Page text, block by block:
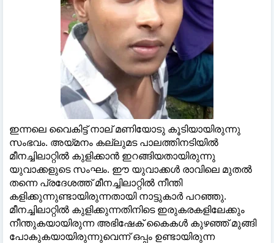
ഇന്നലെ വൈകിട്ട് നാല് മണിയോടു കൂടിയായിരുന്നു
സംഭവം. അയ്മ‌നം കല്ലുമട പാലത്തിനടിയിൽ
മീനച്ചിലാറ്റിൽ കുളിക്കാൻ ഇറങ്ങിയതായിരുന്നു
യുവാക്കളുടെ സംഘം. ഈ യുവാക്കൾ രാവിലെ മുതൽ
തന്നെ പ്രദേശത്ത് മീനച്ചിലാറ്റിൽ നീന്തി
കളിക്കുന്നുണ്ടായിരുന്നതായി നാട്ടുകാർ പറഞ്ഞു.
മീനച്ചിലാറ്റിൽ കുളിക്കുന്നതിനിടെ ഇരുകരകളിലേക്കും
നീന്തുകയായിരുന്ന അഭിഷേക് കൈകൾ കുഴഞ്ഞ് മുങ്ങി
പോകുകയായിരുന്നുവെന്ന് ഒപ്പം ഉണ്ടായിരുന്ന